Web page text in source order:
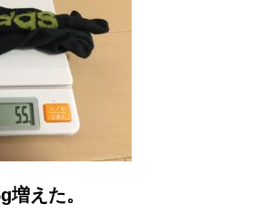
えた。